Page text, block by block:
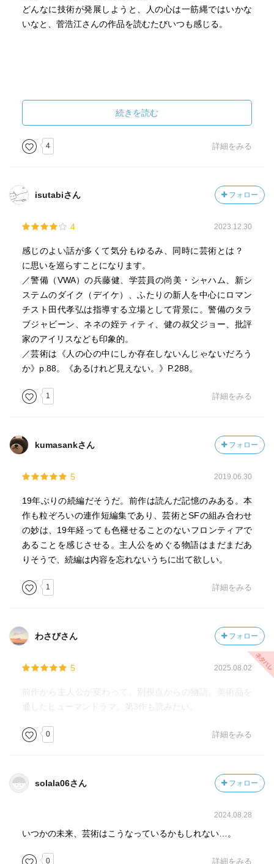
どんなに技術が発展しようと、人の心は一筋縄ではいかな
いなと、菅浩江さんの作品を読むたびいつも感じる。
続きを読む
4 詳細をみる
isutabiさん フォロー
4 2023.12.30
感じのよい話が多くて気分もゆるみ、同時に芸術とは？
に思いを巡らすことになります。
／警備（VWA）の兵藤健、学芸員の尚美・シャハム、新シ
ステムのダイク（デイケ）、ふたりの新人を中心にロマン
チスト田代孝弘は指導する立場として背景に。警備のタラ
ブジャビーン、ネネの姪ティティ、健の叔父ジョー、批評
家のアイリスなども印象的。
／芸術は《人の心の中にしか存在しないんじゃないだろう
か》p.88。《あるけれど見えない。》P.288。
1 詳細をみる
kumasankさん フォロー
5 2019.06.30
19年ぶりの続編だそうだ。前作は読んだ記憶のみある。本
作も粒ぞろいの連作短編集であり、芸術とSFの組み合わせ
の妙は、19年経っても色褪せることのないフロンティアで
あることを感じさせる。主人公をめぐる物語はまだまだあ
りそうで、続編は内容を忘れないうちに出て欲しい。
1 詳細をみる
わさびさん フォロー
5 2025.08.02
前作から主人公が変わって、別視点からの物語。美術品を
通したヒューマンドラマ。第3作も読みたい。
0 詳細をみる
solala06さん フォロー
2024.08.28
いつかの未来、芸術はこうなっているかもしれない…。
0 詳細をみる